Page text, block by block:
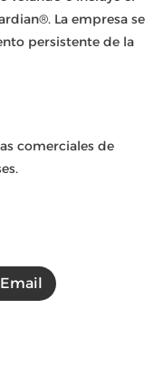
La empresa se
persistente de la
comerciales de
Email